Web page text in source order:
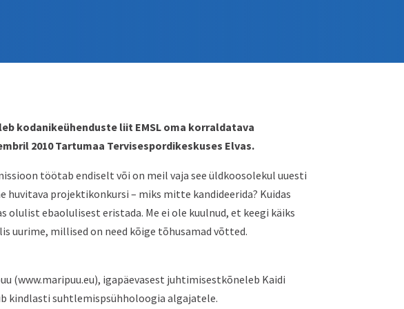
kodanikeühenduste liit EMSL oma korraldatava
2010 Tartumaa Tervisespordikeskuses Elvas.
töötab endiselt või on meil vaja see üldkoosolekul uuesti
huvitava projektikonkursi – miks mitte kandideerida? Kuidas
ebaolulisest eristada. Me ei ole kuulnud, et keegi käiks
uurime, millised on need kõige tõhusamad võtted.
(www.maripuu.eu), igapäevasest juhtimisestkõneleb Kaidi
kindlasti suhtlemispsühholoogia algajatele.